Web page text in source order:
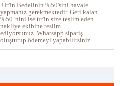
Ürün Bedelinin %50'sini havale
yapmanız gerekmektedir. Geri kalan
%50 'nini ise ürün size teslim eden
nakliye ekibine teslim
ediyorsunuz. Whatsapp sipariş
oluşturup ödemeyi yapabilirsiniz.